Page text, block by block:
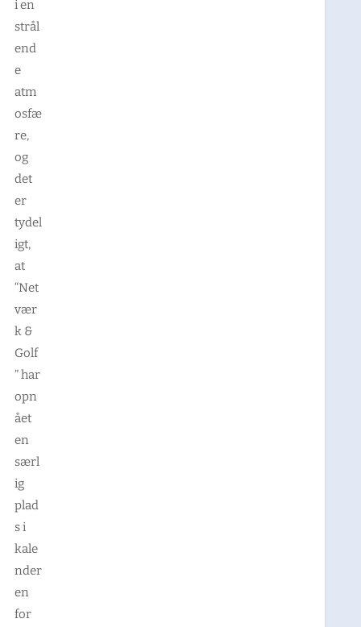
i en
strål
end
e
atm
osfæ
re,
og
det
er
tydel
igt,
at
“Net
vær
k &
Golf
” har
opn
ået
en
særl
ig
plad
s i
kale
nder
en
for